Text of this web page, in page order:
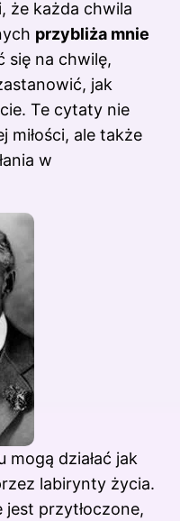
że każda chwila
przybliża mnie
się na chwilę,
jak
Te cytaty nie
miłości, ale także
w
działać jak
labirynty życia.
jest przytłoczone,